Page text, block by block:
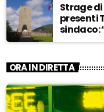
Strage di
presenti
sindaco:
Anna
ORA IN DIRETTA